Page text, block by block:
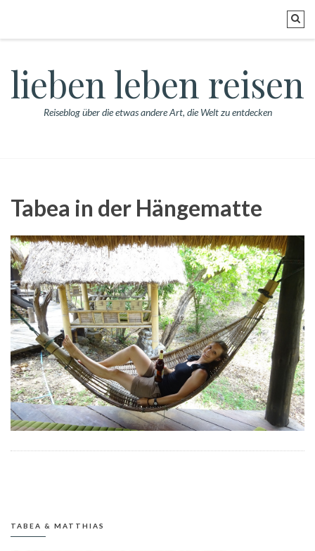
lieben leben reisen
Reiseblog über die etwas andere Art, die Welt zu entdecken
Tabea in der Hängematte
TABEA & MATTHIAS